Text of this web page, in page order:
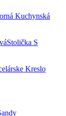
Kuchynská
Stolička S
Kreslo